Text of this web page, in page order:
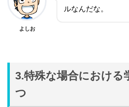
よしお
ルなんだな。
3.特殊な場合における
つ